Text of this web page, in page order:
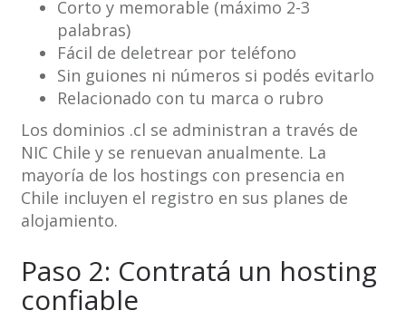
Corto y memorable (máximo 2-3
palabras)
Fácil de deletrear por teléfono
Sin guiones ni números si podés evitarlo
Relacionado con tu marca o rubro
Los dominios .cl se administran a través de
NIC Chile y se renuevan anualmente. La
mayoría de los hostings con presencia en
Chile incluyen el registro en sus planes de
alojamiento.
Paso 2: Contratá un hosting
confiable